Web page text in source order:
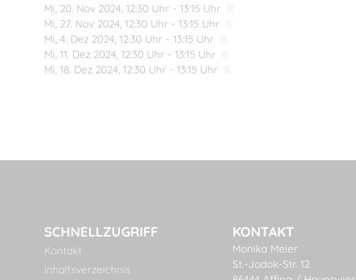
Mi, 20. Nov 2024 , 12:30 Uhr - 13:15 Uhr
Mi, 27. Nov 2024 , 12:30 Uhr - 13:15 Uhr
Mi, 4. Dez 2024 , 12:30 Uhr - 13:15 Uhr
Mi, 11. Dez 2024 , 12:30 Uhr - 13:15 Uhr
Mi, 18. Dez 2024 , 12:30 Uhr - 13:15 Uhr
SCHNELLZUGRIFF
Kontakt
Inhaltsverzeichnis
KONTAKT
Monika Meier
St.-Jodok-Str. 12